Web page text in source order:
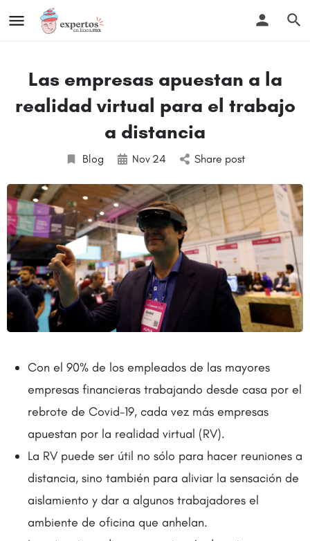
Las empresas apuestan a la
realidad virtual para el trabajo
a distancia
Blog Nov 24 Share post
Con el 90% de los empleados de las mayores
empresas financieras trabajando desde casa por el
rebrote de Covid-19, cada vez más empresas
apuestan por la realidad virtual (RV).
La RV puede ser útil no sólo para hacer reuniones a
distancia, sino también para aliviar la sensación de
aislamiento y dar a algunos trabajadores el
ambiente de oficina que anhelan.